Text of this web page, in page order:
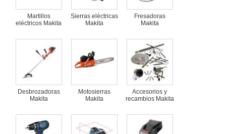
Martillos
eléctricos Makita
Sierras eléctricas
Makita
Fresadoras
Makita
Desbrozadoras
Makita
Motosierras
Makita
Accesorios y
recambios Makita